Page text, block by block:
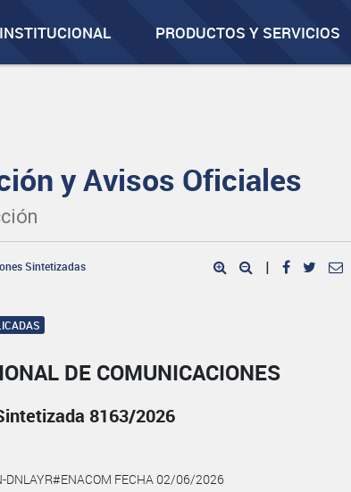
INSTITUCIONAL PRODUCTOS Y SERVICIOS
y Avisos Oficiales
Sintetizadas
|
DE COMUNICACIONES
8163/2026
DNLAYR#ENACOM FECHA 02/06/2026